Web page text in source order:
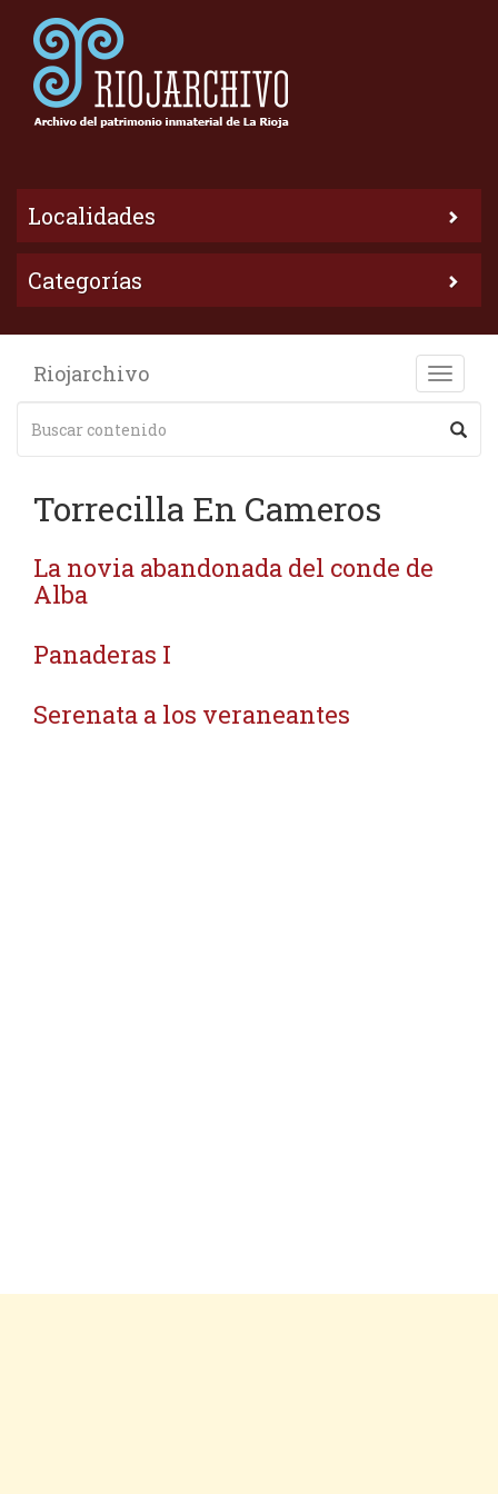
Localidades
Categorías
Toggle
Riojarchivo
Torrecilla En Cameros
La novia abandonada del conde de
Alba
Panaderas I
Serenata a los veraneantes